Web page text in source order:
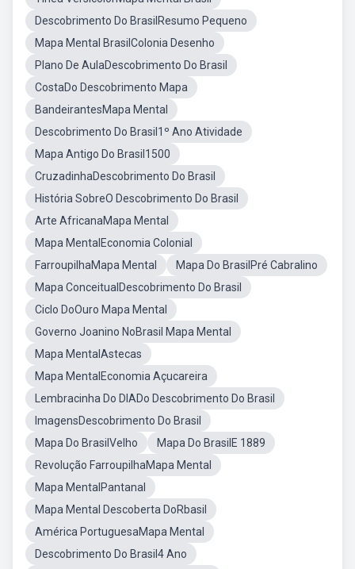
Descobrimento Do BrasilResumo Pequeno
Mapa Mental BrasilColonia Desenho
Plano De AulaDescobrimento Do Brasil
CostaDo Descobrimento Mapa
BandeirantesMapa Mental
Descobrimento Do Brasil1º Ano Atividade
Mapa Antigo Do Brasil1500
CruzadinhaDescobrimento Do Brasil
História SobreO Descobrimento Do Brasil
Arte AfricanaMapa Mental
Mapa MentalEconomia Colonial
FarroupilhaMapa Mental
Mapa Do BrasilPré Cabralino
Mapa ConceitualDescobrimento Do Brasil
Ciclo DoOuro Mapa Mental
Governo Joanino NoBrasil Mapa Mental
Mapa MentalAstecas
Mapa MentalEconomia Açucareira
Lembracinha Do DIADo Descobrimento Do Brasil
ImagensDescobrimento Do Brasil
Mapa Do BrasilVelho
Mapa Do BrasilE 1889
Revolução FarroupilhaMapa Mental
Mapa MentalPantanal
Mapa Mental Descoberta DoRbasil
América PortuguesaMapa Mental
Descobrimento Do Brasil4 Ano